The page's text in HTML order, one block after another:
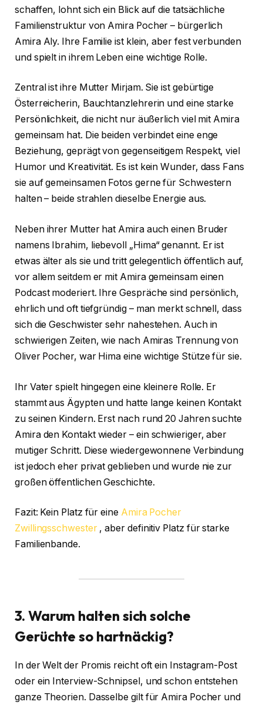
schaffen, lohnt sich ein Blick auf die tatsächliche
Familienstruktur von Amira Pocher – bürgerlich
Amira Aly. Ihre Familie ist klein, aber fest verbunden
und spielt in ihrem Leben eine wichtige Rolle.
Zentral ist ihre Mutter Mirjam. Sie ist gebürtige
Österreicherin, Bauchtanzlehrerin und eine starke
Persönlichkeit, die nicht nur äußerlich viel mit Amira
gemeinsam hat. Die beiden verbindet eine enge
Beziehung, geprägt von gegenseitigem Respekt, viel
Humor und Kreativität. Es ist kein Wunder, dass Fans
sie auf gemeinsamen Fotos gerne für Schwestern
halten – beide strahlen dieselbe Energie aus.
Neben ihrer Mutter hat Amira auch einen Bruder
namens Ibrahim, liebevoll „Hima“ genannt. Er ist
etwas älter als sie und tritt gelegentlich öffentlich auf,
vor allem seitdem er mit Amira gemeinsam einen
Podcast moderiert. Ihre Gespräche sind persönlich,
ehrlich und oft tiefgründig – man merkt schnell, dass
sich die Geschwister sehr nahestehen. Auch in
schwierigen Zeiten, wie nach Amiras Trennung von
Oliver Pocher, war Hima eine wichtige Stütze für sie.
Ihr Vater spielt hingegen eine kleinere Rolle. Er
stammt aus Ägypten und hatte lange keinen Kontakt
zu seinen Kindern. Erst nach rund 20 Jahren suchte
Amira den Kontakt wieder – ein schwieriger, aber
mutiger Schritt. Diese wiedergewonnene Verbindung
ist jedoch eher privat geblieben und wurde nie zur
großen öffentlichen Geschichte.
Fazit: Kein Platz für eine Amira Pocher
Zwillingsschwester, aber definitiv Platz für starke
Familienbande.
3. Warum halten sich solche
Gerüchte so hartnäckig?
In der Welt der Promis reicht oft ein Instagram-Post
oder ein Interview-Schnipsel, und schon entstehen
ganze Theorien. Dasselbe gilt für Amira Pocher und